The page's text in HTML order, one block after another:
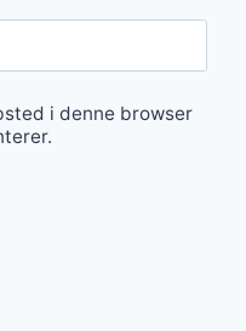
i denne browser